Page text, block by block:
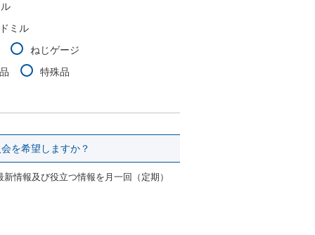
ミル
ねじゲージ
特殊品
を希望しますか？
情報及び役立つ情報を月一回（定期）